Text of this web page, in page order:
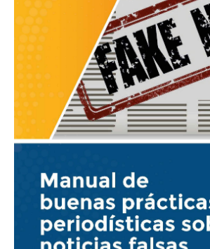
noticias
falsas